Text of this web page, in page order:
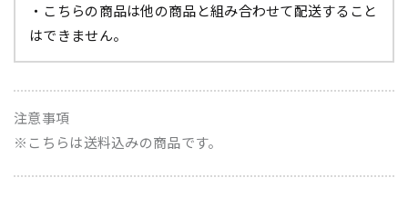
・こちらの商品は他の商品と組み合わせて配送すること
はできません。
注意事項
※こちらは送料込みの商品です。